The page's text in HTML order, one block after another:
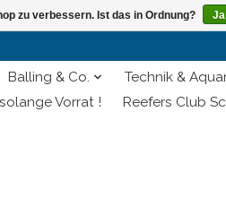
Balling & Co. Technik &
Vorrat !
Reefers Club
zu verbessern. Ist das in Ordnung? Ja